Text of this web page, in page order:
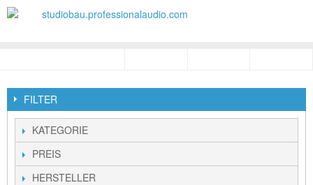
FILTER
KATEGORIE
PREIS
HERSTELLER